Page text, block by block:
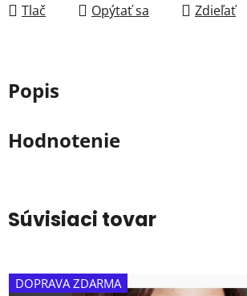
Tlač Opýtať sa Zdieľať
Popis
Hodnotenie
Súvisiaci tovar
DOPRAVA ZDARMA